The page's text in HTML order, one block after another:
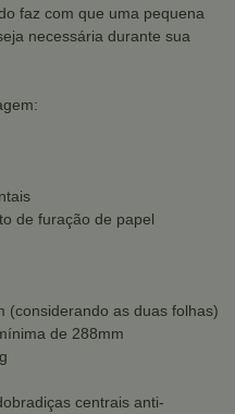
faz com que uma pequena
necessária durante sua
de furação de papel
(considerando as duas folhas)
de 288mm
centrais anti-